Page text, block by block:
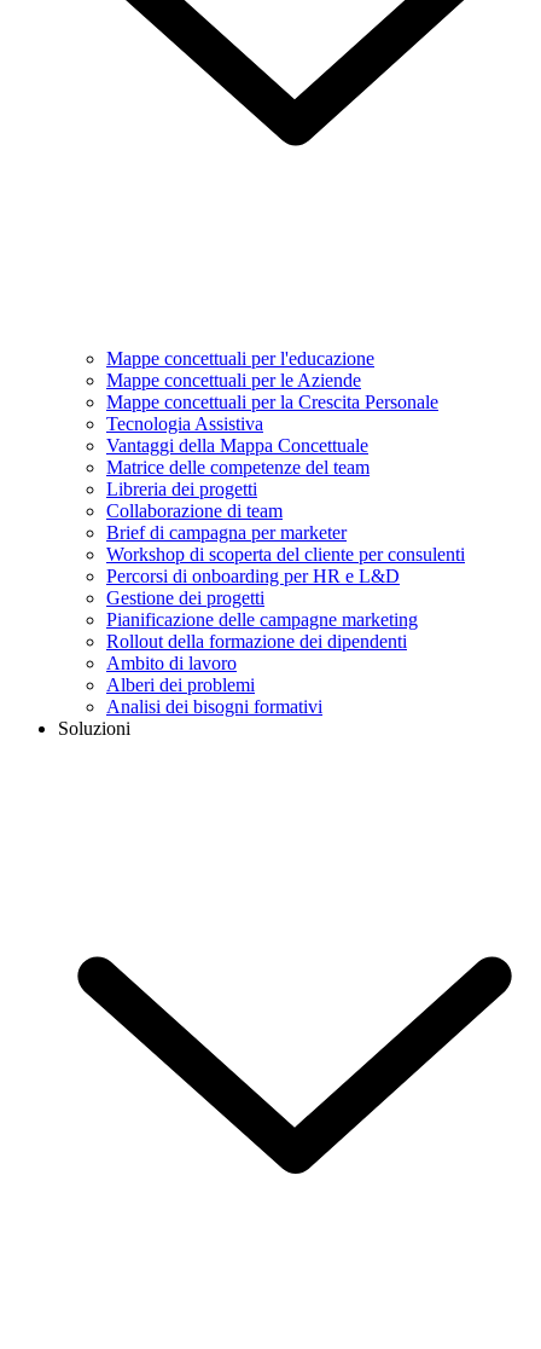
Mappe concettuali per l'educazione
Mappe concettuali per le Aziende
Mappe concettuali per la Crescita Personale
Tecnologia Assistiva
Vantaggi della Mappa Concettuale
Matrice delle competenze del team
Libreria dei progetti
Collaborazione di team
Brief di campagna per marketer
Workshop di scoperta del cliente per consulenti
Percorsi di onboarding per HR e L&D
Gestione dei progetti
Pianificazione delle campagne marketing
Rollout della formazione dei dipendenti
Ambito di lavoro
Alberi dei problemi
Analisi dei bisogni formativi
Soluzioni